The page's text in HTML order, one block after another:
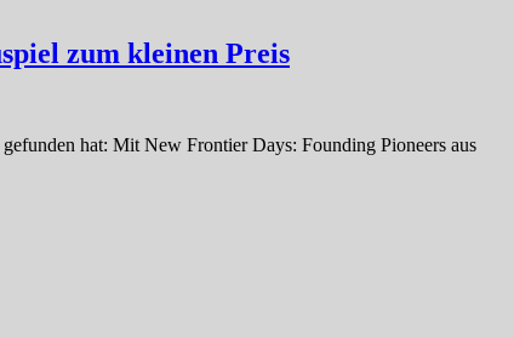
zum kleinen Preis
hat: Mit New Frontier Days: Founding Pioneers aus